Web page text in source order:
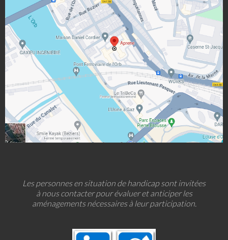
Les personnes en situation de handicap sont invitées
à nous contacter pour évaluer et anticiper les
aménagements nécessaires à leur participation.